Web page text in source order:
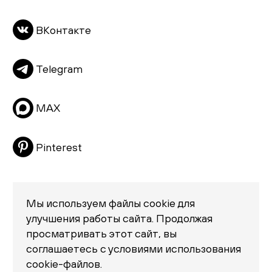
Пуфы и банкетки
Подушки
Матрасы
Распродажа
ВКонтакте
Telegram
MAX
Pinterest
Политика конфиденциальности
© 2026 «Creatica»
Мы используем файлы cookie для
улучшения работы сайта. Продолжая
просматривать этот сайт, вы
соглашаетесь с условиями использования
cookie-файлов.